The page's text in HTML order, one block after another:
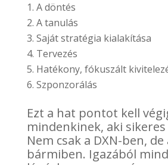
A döntés
A tanulás
Saját stratégia kialakítása
Tervezés
Hatékony, fókuszált
Szponzorálás
Ezt a hat pontot kell
mindenkinek, aki
Nem csak a DXN-ben,
bármiben. Igazából